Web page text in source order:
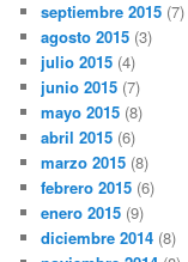
septiembre 2015 (7)
agosto 2015 (3)
julio 2015 (4)
junio 2015 (7)
mayo 2015 (8)
abril 2015 (6)
marzo 2015 (8)
febrero 2015 (6)
enero 2015 (9)
diciembre 2014 (8)